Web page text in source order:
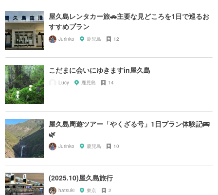
屋久島レンタカー旅🚗主要な見どころを1日で巡るお
すすめプラン
Jurinko 鹿児島 12
こだまに会いにゆきますin屋久島
Lucy 鹿児島 14
屋久島周遊ツアー「やくざる号」1日プラン体験記🚌
🌿
Jurinko 鹿児島 10
(2025.10)屋久島旅行
hatsuki 東京 2